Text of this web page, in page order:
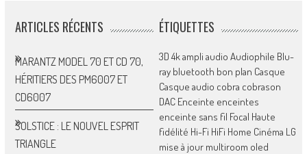
ARTICLES RÉCENTS
MARANTZ MODEL 70 ET CD 70,
HÉRITIERS DES PM6007 ET
CD6007
SOLSTICE : LE NOUVEL ESPRIT
TRIANGLE
ÉTIQUETTES
3D 4kampli audio Audiophile Blu-
ray bluetooth bon plan Casque
Casque audio cobra cobrason
DAC Enceinte enceintes
enceinte sans fil Focal Haute
fidélité Hi-Fi HiFi Home Cinéma LG
mise à jour multiroom oled